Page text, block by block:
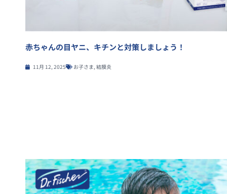
赤ちゃんの目ヤニ、キチンと対策しましょう！
11月 12, 2025 お子さま, 結膜炎